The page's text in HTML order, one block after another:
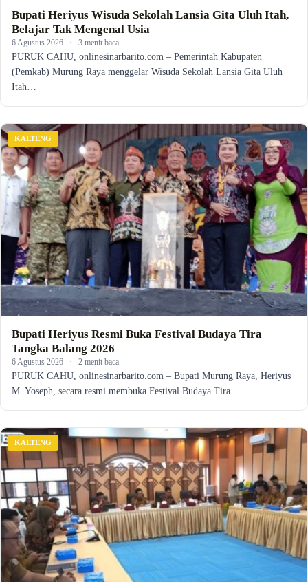
Bupati Heriyus Wisuda Sekolah Lansia Gita Uluh Itah,
Belajar Tak Mengenal Usia
6 Agustus 2026 · 3 menit baca
PURUK CAHU, onlinesinarbarito.com – Pemerintah Kabupaten
(Pemkab) Murung Raya menggelar Wisuda Sekolah Lansia Gita Uluh
Itah…
KALTENG
Bupati Heriyus Resmi Buka Festival Budaya Tira
Tangka Balang 2026
6 Agustus 2026 · 2 menit baca
PURUK CAHU, onlinesinarbarito.com – Bupati Murung Raya, Heriyus
M. Yoseph, secara resmi membuka Festival Budaya Tira…
KALTENG